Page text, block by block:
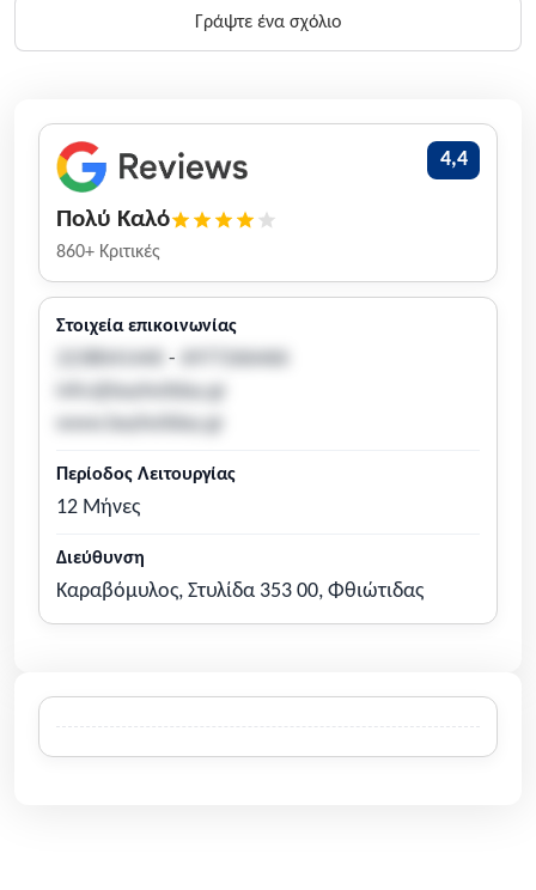
Γράψτε ένα σχόλιο
4,4
Πολύ Καλό
860+ Κριτικές
Στοιχεία επικοινωνίας
-
info@bayholiday.gr
www.bayholiday.gr
Περίοδος Λειτουργίας
12 Μήνες
Διεύθυνση
Καραβόμυλος, Στυλίδα 353 00, Φθιώτιδας